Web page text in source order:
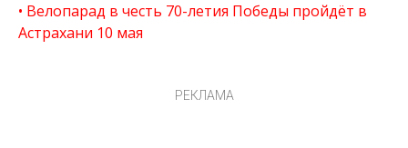
Велопарад в честь 70-летия Победы пройдёт в
Астрахани 10 мая
РЕКЛАМА